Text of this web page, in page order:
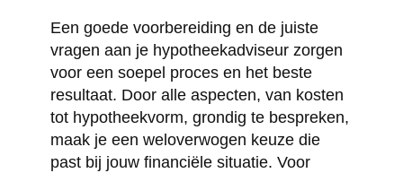
Een goede voorbereiding en de juiste
vragen aan je hypotheekadviseur zorgen
voor een soepel proces en het beste
resultaat. Door alle aspecten, van kosten
tot hypotheekvorm, grondig te bespreken,
maak je een weloverwogen keuze die
past bij jouw financiële situatie. Voor